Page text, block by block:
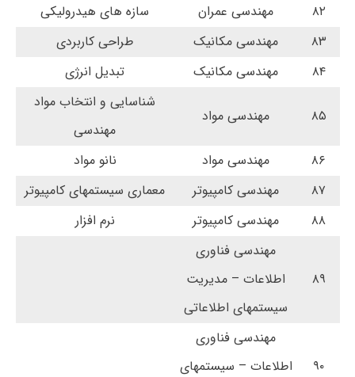
۸۲
مهندسی عمران
سازه های هیدرولیکی
۸۳
مهندسی مکانیک
طراحی کاربردی
۸۴
مهندسی مکانیک تبدیل انرژی
۸۵ مهندسی مواد
شناسایی و انتخاب مواد
مهندسی
۸۶
مهندسی مواد
نانو مواد
۸۷
مهندسی کامپیوتر
معماری سیستمهای کامپیوتر
۸۸
مهندسی کامپیوتر نرم افزار
۸۹
مهندسی فناوری
اطلاعات – مدیریت
سیستمهای اطلاعاتی
۹۰
مهندسی فناوری
اطلاعات – سیستمهای